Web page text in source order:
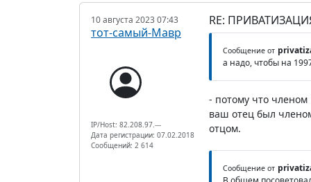
10 августа 2023 07:43
тот-самый-Мавр
IP/Host: 82.208.97.---
Дата регистрации: 07.02.2018
Сообщений: 2 614
RE:
Сообщение от
а надо, чтобы на
- потому что членом
ваш отец был
отцом.
Сообщение от